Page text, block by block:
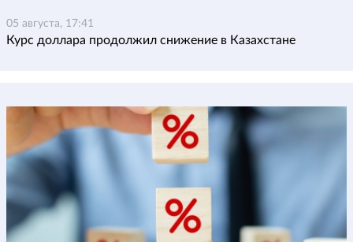
05 августа, 17:41
Курс доллара продолжил снижение в Казахстане